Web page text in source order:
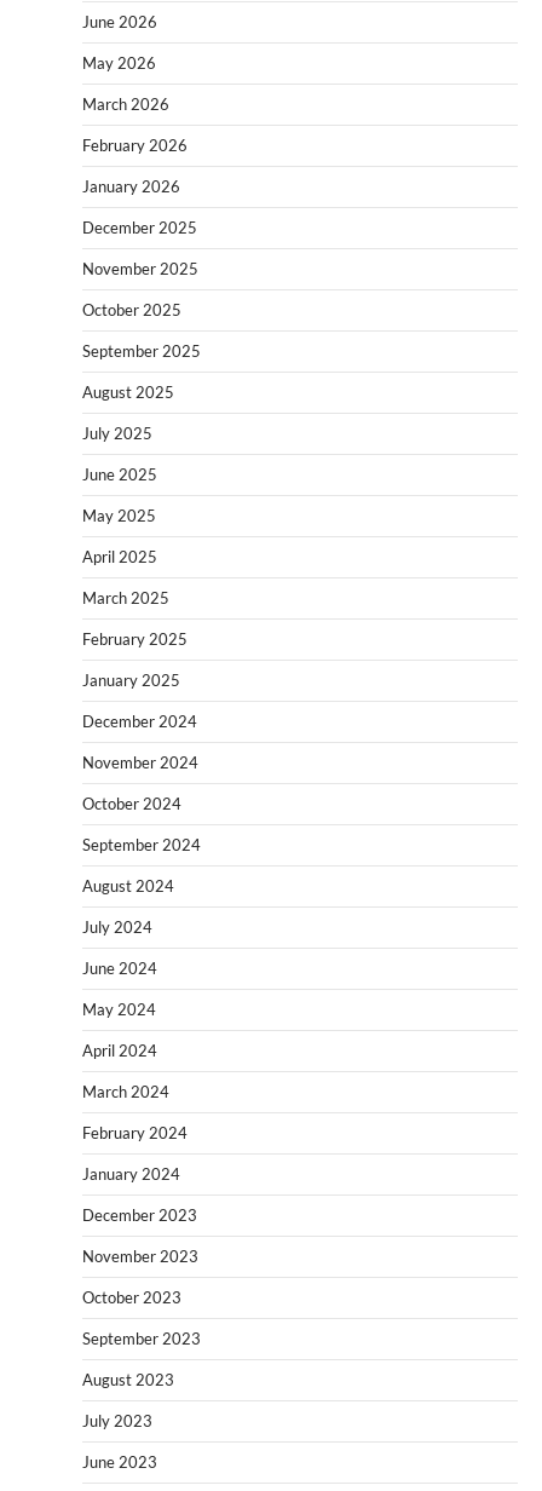
June 2026
May 2026
March 2026
February 2026
January 2026
December 2025
November 2025
October 2025
September 2025
August 2025
July 2025
June 2025
May 2025
April 2025
March 2025
February 2025
January 2025
December 2024
November 2024
October 2024
September 2024
August 2024
July 2024
June 2024
May 2024
April 2024
March 2024
February 2024
January 2024
December 2023
November 2023
October 2023
September 2023
August 2023
July 2023
June 2023